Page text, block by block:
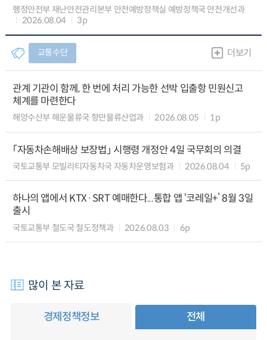
행정안전부 재난안전관리본부 안전예방정책실 예방정책국 안전개선과
2026.08.04
3p
교통수단 더보기
관계 기관이 함께, 한 번에 처리 가능한 선박 입출항 민원신고
체계를 마련한다
해양수산부 해운물류국 항만물류산업과 2026.08.05 1p
「자동차손해배상 보장법」 시행령 개정안 4일 국무회의 의결
국토교통부 모빌리티자동차국 자동차운영보험과 2026.08.04 5p
하나의 앱에서 KTX·SRT 예매한다...통합 앱 ‘코레일+’ 8월 3일
출시
국토교통부 철도국 철도정책과 2026.08.03 6p
많이 본 자료
경제정책정보 전체